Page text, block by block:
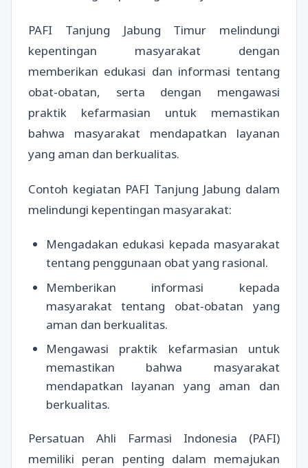
PAFI Tanjung Jabung Timur melindungi
kepentingan masyarakat dengan
memberikan edukasi dan informasi tentang
obat-obatan, serta dengan mengawasi
praktik kefarmasian untuk memastikan
bahwa masyarakat mendapatkan layanan
yang aman dan berkualitas.
Contoh kegiatan PAFI Tanjung Jabung dalam
melindungi kepentingan masyarakat:
Mengadakan edukasi kepada masyarakat
tentang penggunaan obat yang rasional.
Memberikan informasi kepada
masyarakat tentang obat-obatan yang
aman dan berkualitas.
Mengawasi praktik kefarmasian untuk
memastikan bahwa masyarakat
mendapatkan layanan yang aman dan
berkualitas.
Persatuan Ahli Farmasi Indonesia (PAFI)
memiliki peran penting dalam memajukan